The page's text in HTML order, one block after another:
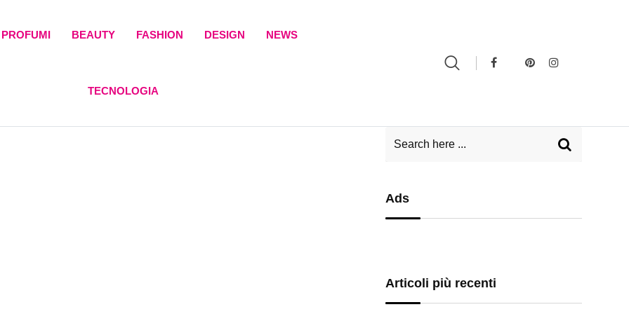
PROFUMI BEAUTY FASHION DESIGN NEWS
TECNOLOGIA
Ads
Articoli più recenti